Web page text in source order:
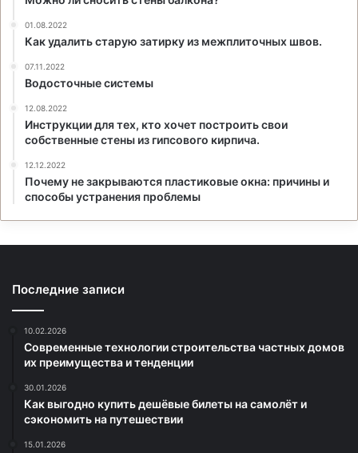
01.08.2022
Как удалить старую затирку из межплиточных швов.
07.11.2022
Водосточные системы
12.08.2022
Инструкции для тех, кто хочет построить свои
собственные стены из гипсового кирпича.
12.12.2022
Почему не закрываются пластиковые окна: причины и
способы устранения проблемы
Последние записи
10.02.2026
Современные технологии строительства частных домов
их преимущества и тенденции
30.01.2026
Как выгодно купить дешёвые билеты на самолёт и
сэкономить на путешествии
15.01.2026